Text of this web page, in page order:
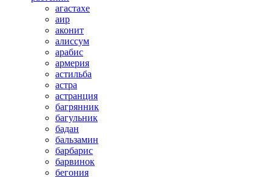
агастахе
аир
аконит
алиссум
арабис
армерия
астильба
астра
астранция
багрянник
багульник
бадан
бальзамин
барбарис
барвинок
бегония